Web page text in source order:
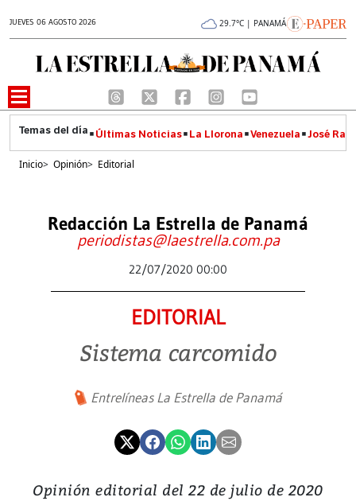
JUEVES 06 AGOSTO 2026 29.7°C | PANAMÁ
Últimas Noticias La Llorona Venezuela José
Inicio> Opinión> Editorial
Redacción La Estrella de Panamá
periodistas@laestrella.com.pa
22/07/2020 00:00
EDITORIAL
Sistema carcomido
Entrelíneas La Estrella de Panamá
Opinión editorial del 22 de julio de 2020